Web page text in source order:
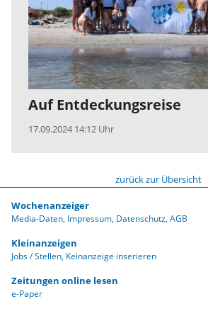
Auf Entdeckungsreise
17.09.2024 14:12 Uhr
zurück zur Übersicht
Wochenanzeiger
Media-Daten Impressum Datenschutz AGB
Kleinanzeigen
Jobs / Stellen Keinanzeige inserieren
Zeitungen online lesen
e-Paper